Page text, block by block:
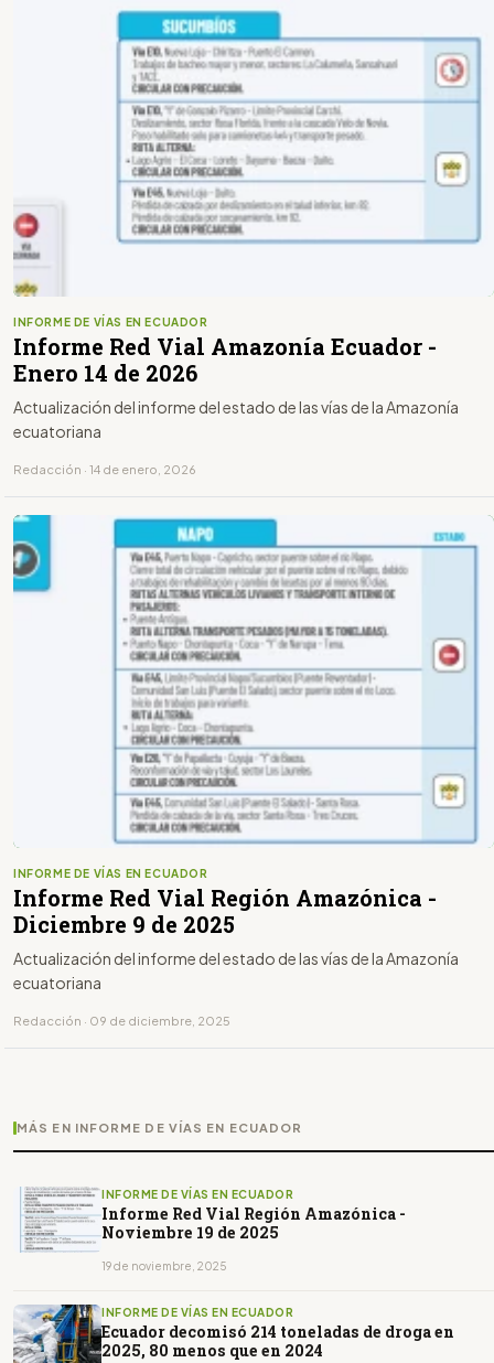
INFORME DE VÍAS EN ECUADOR
Informe Red Vial Amazonía Ecuador -
Enero 14 de 2026
Actualización del informe del estado de las vías de la Amazonía
ecuatoriana
Redacción · 14 de enero, 2026
INFORME DE VÍAS EN ECUADOR
Informe Red Vial Región Amazónica -
Diciembre 9 de 2025
Actualización del informe del estado de las vías de la Amazonía
ecuatoriana
Redacción · 09 de diciembre, 2025
MÁS EN INFORME DE VÍAS EN ECUADOR
INFORME DE VÍAS EN ECUADOR
Informe Red Vial Región Amazónica -
Noviembre 19 de 2025
19 de noviembre, 2025
INFORME DE VÍAS EN ECUADOR
Ecuador decomisó 214 toneladas de droga en
2025, 80 menos que en 2024